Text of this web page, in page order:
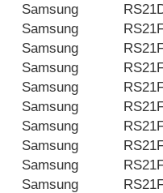
Samsung
Samsung
Samsung
Samsung
Samsung
Samsung
Samsung
Samsung
Samsung
Samsung